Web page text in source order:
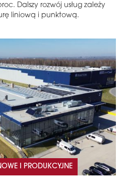
Dalszy rozwój usług zależy
liniową i punktową.
I PRODUKCYJNE